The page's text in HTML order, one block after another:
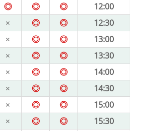
◎ ◎ ◎
12:00
× ◎ ◎
12:30
× ◎ ◎
13:00
× ◎ ◎
13:30
× ◎ ◎
14:00
× ◎ ◎
14:30
× ◎ ◎
15:00
× ◎ ◎
15:30